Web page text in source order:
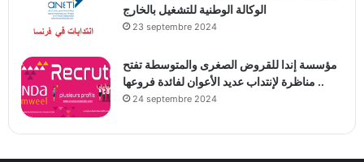
الوكالة الوطنية للتشغيل بالخارج
23 septembre 2024
مؤسسة إندا للقروض الصغرى والمتوسطة تفتح
مناظرة لإنتداب عديد الأعوان لفائدة فروعها ..
24 septembre 2024